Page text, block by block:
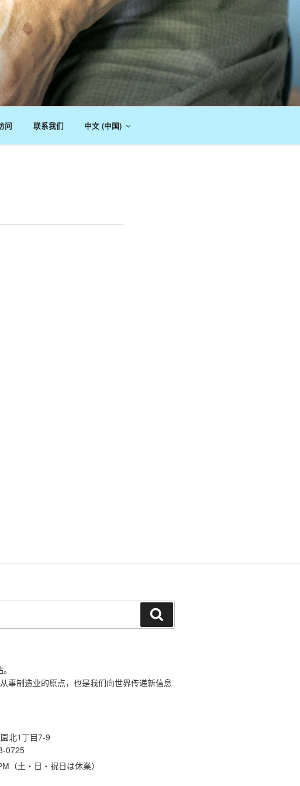
问 联系我们 中文 (中国)
索
事制造业的原点，也是我们向世界传递新信息
北1丁目7-9
0725
（土・日・祝日は休業）